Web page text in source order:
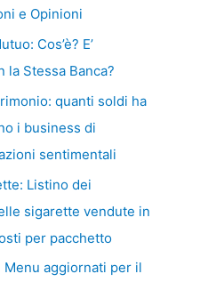
e Opinioni
Cos’è? E’
la Stessa Banca?
quanti soldi ha
i business di
sentimentali
Listino dei
sigarette vendute in
per pacchetto
Menu aggiornati per il